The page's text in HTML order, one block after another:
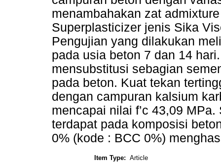
menambahakan zat
Superplasticizer jenis Sika
Pengujian yang dilakukan
pada usia beton 7 dan 14
mensubstitusi sebagian
pada beton. Kuat tekan
dengan campuran kalsium
mencapai nilai f’c 43,09
terdapat pada komposisi
0% (kode : BCC 0%)
Item Type: Article